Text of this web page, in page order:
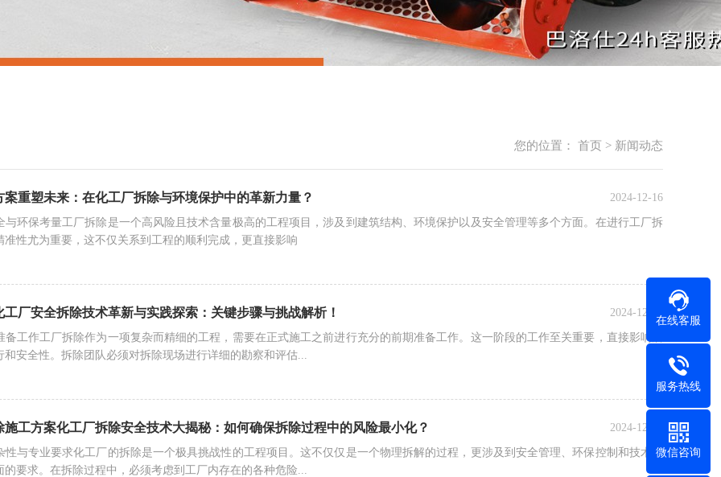
您的位置： 首页 > 新闻动态
2024-12-16
案重塑未来：在化工厂拆除与环境保护中的革新力量？
与环保考量工厂拆除是一个高风险且技术含量极高的工程项目，涉及到建筑结构、环境保护以及安全管理等多个方面。在进行工厂拆
准性尤为重要，这不仅关系到工程的顺利完成，更直接影响
2024-12-16
厂安全拆除技术革新与实践探索：关键步骤与挑战解析！
备工作工厂拆除作为一项复杂而精细的工程，需要在正式施工之前进行充分的前期准备工作。这一阶段的工作至关重要，直接影响后
和安全性。拆除团队必须对拆除现场进行详细的勘察和评估...
2024-12-16
施工方案化工厂拆除安全技术大揭秘：如何确保拆除过程中的风险最小化？
性与专业要求化工厂的拆除是一个极具挑战性的工程项目。这不仅仅是一个物理拆解的过程，更涉及到安全管理、环保控制和技术精
的要求。在拆除过程中，必须考虑到工厂内存在的各种危险...
在线客服
服务热线
微信咨询